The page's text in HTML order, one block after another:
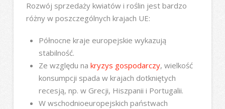
Rozwój sprzedaży kwiatów i roślin jest bardzo
różny w poszczególnych krajach UE:
Północne kraje europejskie wykazują
stabilność.
Ze względu na kryzys gospodarczy, wielkość
konsumpcji spada w krajach dotkniętych
recesją, np. w Grecji, Hiszpanii i Portugalii.
W wschodnioeuropejskich państwach